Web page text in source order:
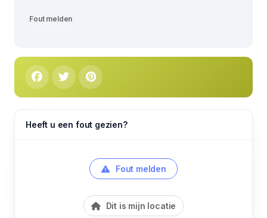
Fout melden
Heeft u een fout gezien?
Fout melden
Dit is mijn locatie